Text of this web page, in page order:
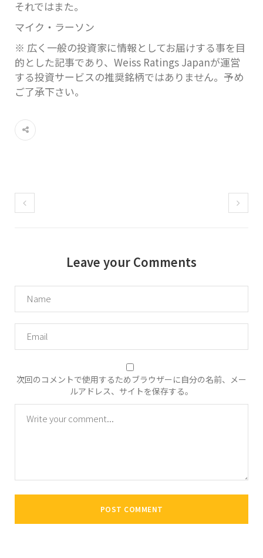
それではまた。
マイク・ラーソン
※ 広く一般の投資家に情報としてお届けする事を目
的とした記事であり、Weiss Ratings Japanが運営
する投資サービスの推奨銘柄ではありません。予め
ご了承下さい。
Leave your Comments
次回のコメントで使用するためブラウザーに自分の名前、メー
ルアドレス、サイトを保存する。